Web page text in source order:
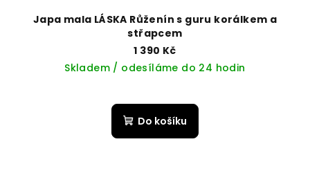
Japa mala LÁSKA Růženín s guru korálkem a
střapcem
1 390 Kč
Skladem / odesíláme do 24 hodin
Do košíku